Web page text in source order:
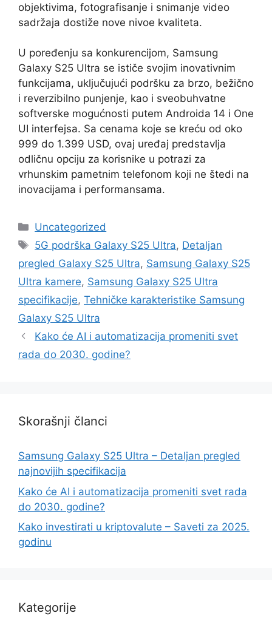
objektivima, fotografisanje i snimanje video
sadržaja dostiže nove nivoe kvaliteta.
U poređenju sa konkurencijom, Samsung
Galaxy S25 Ultra se ističe svojim inovativnim
funkcijama, uključujući podršku za brzo, bežično
i reverzibilno punjenje, kao i sveobuhvatne
softverske mogućnosti putem Androida 14 i One
UI interfejsa. Sa cenama koje se kreću od oko
999 do 1.399 USD, ovaj uređaj predstavlja
odličnu opciju za korisnike u potrazi za
vrhunskim pametnim telefonom koji ne štedi na
inovacijama i performansama.
Categories
Uncategorized
Tags
5G podrška Galaxy S25 Ultra, Detaljan
pregled Galaxy S25 Ultra, Samsung Galaxy S25
Ultra kamere, Samsung Galaxy S25 Ultra
specifikacije, Tehničke karakteristike Samsung
Galaxy S25 Ultra
Kako će AI i automatizacija promeniti svet
rada do 2030. godine?
Skorašnji članci
Samsung Galaxy S25 Ultra – Detaljan pregled
najnovijih specifikacija
Kako će AI i automatizacija promeniti svet rada
do 2030. godine?
Kako investirati u kriptovalute – Saveti za 2025.
godinu
Kategorije